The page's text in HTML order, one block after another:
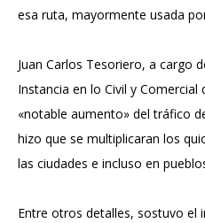
esa ruta, mayormente usada
Juan Carlos Tesoriero, a cargo
Instancia en lo Civil y Comercial
«notable aumento» del tráfico
hizo que se multiplicaran los
las ciudades e incluso en
Entre otros detalles, sostuvo el